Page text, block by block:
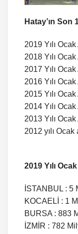
Hatay’ın Son
2019 Yılı
2018 Yılı
2017 Yılı
2016 Yılı
2015 Yılı
2014 Yılı
2013 Yılı
2012 yılı
2019 Yılı
İSTANBUL :
KOCAELİ : 1
BURSA : 883
İZMİR : 782